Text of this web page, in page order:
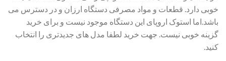
خوبی دارد. قطعات و مواد مصرفی دستگاه ارزان و در دسترس می
باشد.اما استوک اروپای این دستگاه موجود نیست و برای خرید
گزینه خوبی نیست. جهت خرید لطفا مدل های جدیدتری را انتخاب
کنید.